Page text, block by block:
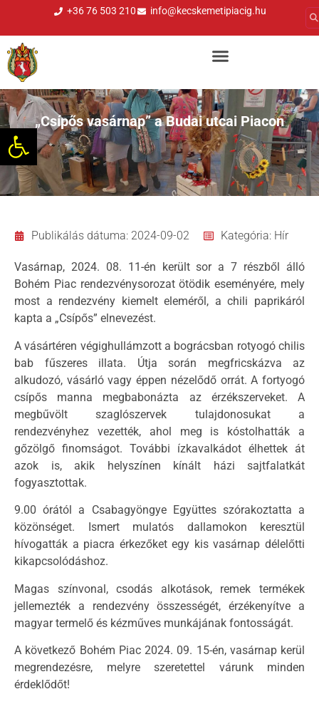
Eszköztár megnyitása
+36 76 503 210 info@kecskemetipiacig.hu
„Csípős vasárnap” a Budai utcai Piacon
Publikálás dátuma: 2024-09-02 Kategória: Hír
Vasárnap, 2024. 08. 11-én került sor a 7 részből álló
Bohém Piac rendezvénysorozat ötödik eseményére, mely
most a rendezvény kiemelt eleméről, a chili paprikáról
kapta a „Csípős” elnevezést.
A vásártéren végighullámzott a bográcsban rotyogó chilis
bab fűszeres illata. Útja során megfricskázva az
alkudozó, vásárló vagy éppen nézelődő orrát. A fortyogó
csípős manna megbabonázta az érzékszerveket. A
megbűvölt szaglószervek tulajdonosukat a
rendezvényhez vezették, ahol meg is kóstolhatták a
gőzölgő finomságot. További ízkavalkádot élhettek át
azok is, akik helyszínen kínált házi sajtfalatkát
fogyasztottak.
9.00 órától a Csabagyöngye Együttes szórakoztatta a
közönséget. Ismert mulatós dallamokon keresztül
hívogatták a piacra érkezőket egy kis vasárnap délelőtti
kikapcsolódáshoz.
Magas színvonal, csodás alkotások, remek termékek
jellemezték a rendezvény összességét, érzékenyítve a
magyar termelő és kézműves munkájának fontosságát.
A következő Bohém Piac 2024. 09. 15-én, vasárnap kerül
megrendezésre, melyre szeretettel várunk minden
érdeklődőt!